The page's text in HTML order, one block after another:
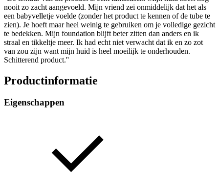
nooit zo zacht aangevoeld. Mijn vriend zei onmiddelijk dat het als
een babyvelletje voelde (zonder het product te kennen of de tube te
zien). Je hoeft maar heel weinig te gebruiken om je volledige gezicht
te bedekken. Mijn foundation blijft beter zitten dan anders en ik
straal en tikkeltje meer. Ik had echt niet verwacht dat ik en zo zot
van zou zijn want mijn huid is heel moeilijk te onderhouden.
Schitterend product.''
Productinformatie
Eigenschappen